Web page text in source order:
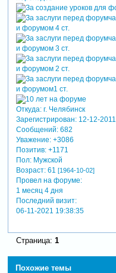
Откуда:г. Челябинск
Зарегистрирован: 12-12-2011
Сообщений:682
Уважение: +3086
Позитив: +1171
Пол:Мужской
Возраст:61 [1964-10-02]
Провел на форуме:
1 месяц 4 дня
Последний визит:
06-11-2021 19:38:35
Страница: 1
Похожие темы